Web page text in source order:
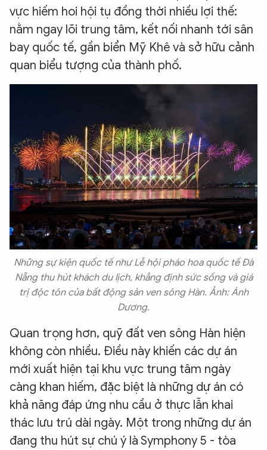
vực hiếm hoi hội tụ đồng thời nhiều lợi thế:
nằm ngay lõi trung tâm, kết nối nhanh tới sân
bay quốc tế, gần biển Mỹ Khê và sở hữu cảnh
quan biểu tượng của thành phố.
Những sự kiện quốc tế như Lễ hội pháo hoa quốc tế Đà
Nẵng thu hút khách du lịch, khẳng định sức sống và giá
trị độc tôn của bất động sản ven sông Hàn. Ảnh: Ánh
Dương.
Quan trọng hơn, quỹ đất ven sông Hàn hiện
không còn nhiều. Điều này khiến các dự án
mới xuất hiện tại khu vực trung tâm ngày
càng khan hiếm, đặc biệt là những dự án có
khả năng đáp ứng nhu cầu ở thực lẫn khai
thác lưu trú dài ngày. Một trong những dự án
đang thu hút sự chú ý là Symphony 5 - tòa